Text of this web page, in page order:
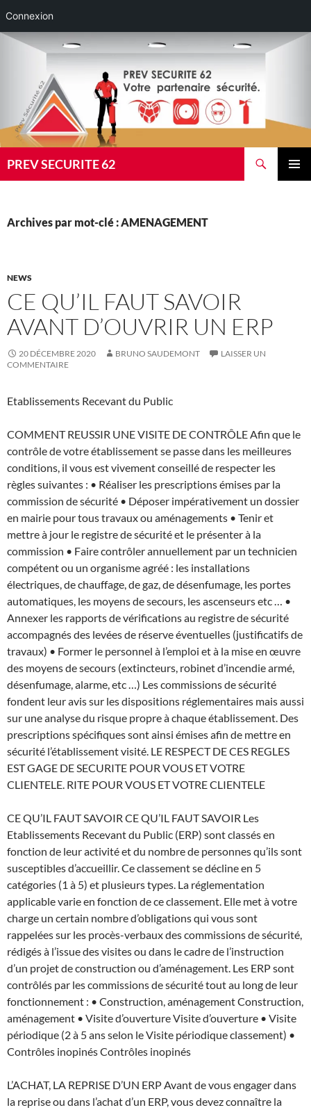
Connexion
Aller
PREV SECURITE 62
Archives par mot-clé : AMENAGEMENT
NEWS
CE QU’IL FAUT SAVOIR
AVANT D’OUVRIR UN ERP
20 DÉCEMBRE 2020 BRUNO SAUDEMONT
LAISSER UN
COMMENTAIRE
Etablissements Recevant du Public
COMMENT REUSSIR UNE VISITE DE CONTRÔLE Afin que le
contrôle de votre établissement se passe dans les meilleures
conditions, il vous est vivement conseillé de respecter les
règles suivantes : • Réaliser les prescriptions émises par la
commission de sécurité • Déposer impérativement un dossier
en mairie pour tous travaux ou aménagements • Tenir et
mettre à jour le registre de sécurité et le présenter à la
commission • Faire contrôler annuellement par un technicien
compétent ou un organisme agréé : les installations
électriques, de chauffage, de gaz, de désenfumage, les portes
automatiques, les moyens de secours, les ascenseurs etc … •
Annexer les rapports de vérifications au registre de sécurité
accompagnés des levées de réserve éventuelles (justificatifs de
travaux) • Former le personnel à l’emploi et à la mise en œuvre
des moyens de secours (extincteurs, robinet d’incendie armé,
désenfumage, alarme, etc …) Les commissions de sécurité
fondent leur avis sur les dispositions réglementaires mais aussi
sur une analyse du risque propre à chaque établissement. Des
prescriptions spécifiques sont ainsi émises afin de mettre en
sécurité l’établissement visité. LE RESPECT DE CES REGLES
EST GAGE DE SECURITE POUR VOUS ET VOTRE
CLIENTELE. RITE POUR VOUS ET VOTRE CLIENTELE
CE QU’IL FAUT SAVOIR CE QU’IL FAUT SAVOIR Les
Etablissements Recevant du Public (ERP) sont classés en
fonction de leur activité et du nombre de personnes qu’ils sont
susceptibles d’accueillir. Ce classement se décline en 5
catégories (1 à 5) et plusieurs types. La réglementation
applicable varie en fonction de ce classement. Elle met à votre
charge un certain nombre d’obligations qui vous sont
rappelées sur les procès-verbaux des commissions de sécurité,
rédigés à l’issue des visites ou dans le cadre de l’instruction
d’un projet de construction ou d’aménagement. Les ERP sont
contrôlés par les commissions de sécurité tout au long de leur
fonctionnement : • Construction, aménagement Construction,
aménagement • Visite d’ouverture Visite d’ouverture • Visite
périodique (2 à 5 ans selon le Visite périodique classement) •
Contrôles inopinés Contrôles inopinés
L’ACHAT, LA REPRISE D’UN ERP Avant de vous engager dans
la reprise ou dans l’achat d’un ERP, vous devez connaître la